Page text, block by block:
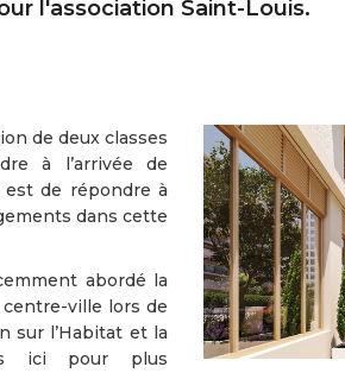
l'association Saint-Louis.
de deux classes
à l’arrivée de
est de répondre à
dans cette
abordé la
ville lors de
sur l’Habitat et la
ici pour plus